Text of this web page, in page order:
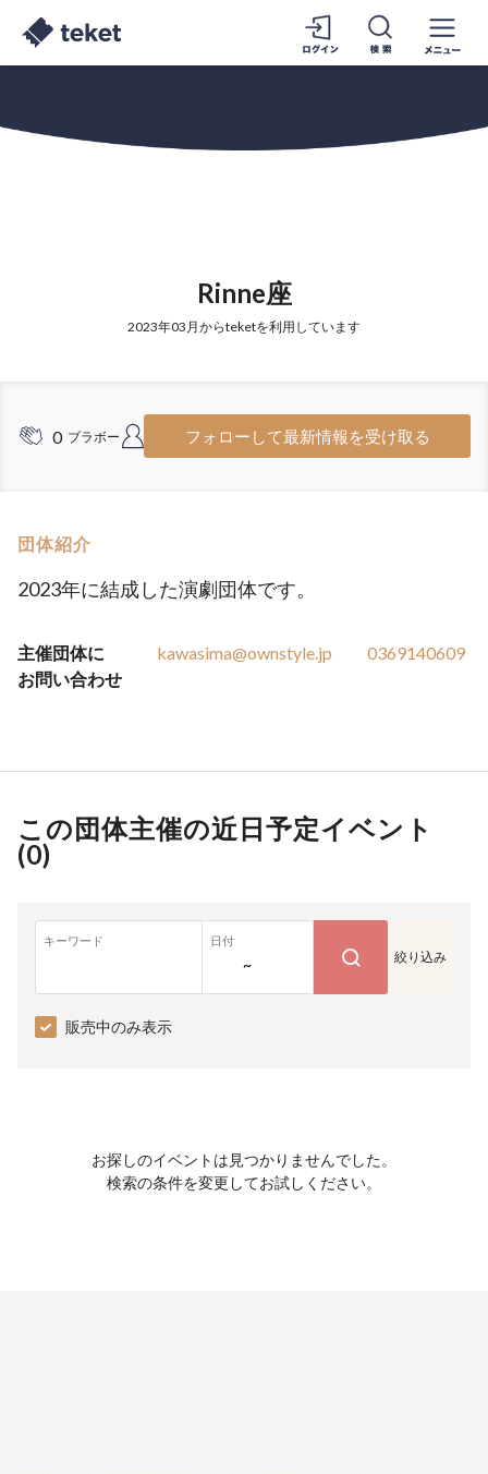
Rinne座
2023年03月からteketを利用しています
0 ブラボー フォロワー
フォローして最新情報を受け取る
団体紹介
2023年に結成した演劇団体です。
主催団体に
お問い合わせ
kawasima@ownstyle.jp 0369140609
この団体主催の近日予定イベント
(0)
キーワード 日付
~ 絞り込み
販売中のみ表示
お探しのイベントは見つかりませんでした。
検索の条件を変更してお試しください。